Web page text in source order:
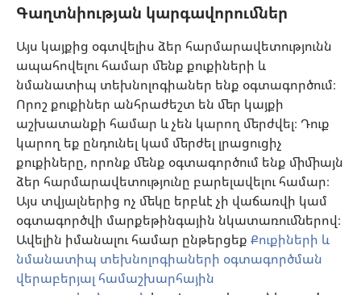
Գաղտնիության կարգավորումներ
Այս կայքից օգտվելիս ձեր հարմարավետությունն
ապահովելու համար մենք քուքիների և
նմանատիպ տեխնոլոգիաներ ենք օգտագործում։
Որոշ քուքիներ անհրաժեշտ են մեր կայքի
աշխատանքի համար և չեն կարող մերժվել։ Դուք
կարող եք ընդունել կամ մերժել լրացուցիչ
քուքիները, որոնք մենք օգտագործում ենք միմիայն
ձեր հարմարավետությունը բարելավելու համար։
Այս տվյալներից ոչ մեկը երբևէ չի վաճառվի կամ
օգտագործվի մարքեթինգային նկատառումներով։
Ավելին իմանալու համար ընթերցեք Քուքիների և
նմանատիպ տեխնոլոգիաների օգտագործման
վերաբերյալ համաշխարհային
Գլոբալ հաղորդակցություն
Օգնություն
Նվիրատվություններ
(բացվում
է
նոր
պատուհան)
Դիտարանի ՕՆԼԱՅՆ ԳՐԱԴԱՐԱՆ
(բացվում
է
նոր
պատուհան)
JW Hub
(բացվում
է
նոր
պատուհան)
JW Library® հավելված
Watchtower Library